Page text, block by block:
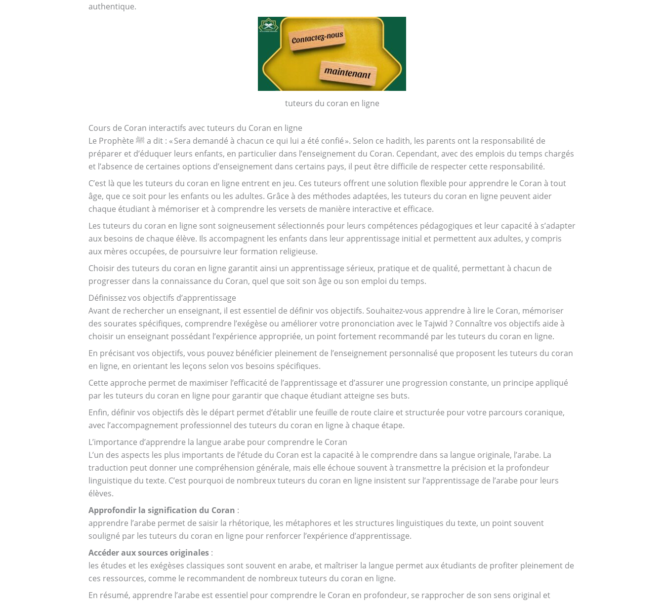
authentique.
tuteurs du coran en ligne
Cours de Coran interactifs avec tuteurs du Coran en ligne
Le Prophète ﷺ a dit : « Sera demandé à chacun ce qui lui a été confié ». Selon ce hadith, les parents ont la responsabilité de
préparer et d’éduquer leurs enfants, en particulier dans l’enseignement du Coran. Cependant, avec des emplois du temps chargés
et l’absence de certaines options d’enseignement dans certains pays, il peut être difficile de respecter cette responsabilité.
C’est là que les tuteurs du coran en ligne entrent en jeu. Ces tuteurs offrent une solution flexible pour apprendre le Coran à tout
âge, que ce soit pour les enfants ou les adultes. Grâce à des méthodes adaptées, les tuteurs du coran en ligne peuvent aider
chaque étudiant à mémoriser et à comprendre les versets de manière interactive et efficace.
Les tuteurs du coran en ligne sont soigneusement sélectionnés pour leurs compétences pédagogiques et leur capacité à s’adapter
aux besoins de chaque élève. Ils accompagnent les enfants dans leur apprentissage initial et permettent aux adultes, y compris
aux mères occupées, de poursuivre leur formation religieuse.
Choisir des tuteurs du coran en ligne garantit ainsi un apprentissage sérieux, pratique et de qualité, permettant à chacun de
progresser dans la connaissance du Coran, quel que soit son âge ou son emploi du temps.
Définissez vos objectifs d’apprentissage
Avant de rechercher un enseignant, il est essentiel de définir vos objectifs. Souhaitez-vous apprendre à lire le Coran, mémoriser
des sourates spécifiques, comprendre l’exégèse ou améliorer votre prononciation avec le Tajwid ? Connaître vos objectifs aide à
choisir un enseignant possédant l’expérience appropriée, un point fortement recommandé par les tuteurs du coran en ligne.
En précisant vos objectifs, vous pouvez bénéficier pleinement de l’enseignement personnalisé que proposent les tuteurs du coran
en ligne, en orientant les leçons selon vos besoins spécifiques.
Cette approche permet de maximiser l’efficacité de l’apprentissage et d’assurer une progression constante, un principe appliqué
par les tuteurs du coran en ligne pour garantir que chaque étudiant atteigne ses buts.
Enfin, définir vos objectifs dès le départ permet d’établir une feuille de route claire et structurée pour votre parcours coranique,
avec l’accompagnement professionnel des tuteurs du coran en ligne à chaque étape.
L’importance d’apprendre la langue arabe pour comprendre le Coran
L’un des aspects les plus importants de l’étude du Coran est la capacité à le comprendre dans sa langue originale, l’arabe. La
traduction peut donner une compréhension générale, mais elle échoue souvent à transmettre la précision et la profondeur
linguistique du texte. C’est pourquoi de nombreux tuteurs du coran en ligne insistent sur l’apprentissage de l’arabe pour leurs
élèves.
Approfondir la signification du Coran :
apprendre l’arabe permet de saisir la rhétorique, les métaphores et les structures linguistiques du texte, un point souvent
souligné par les tuteurs du coran en ligne pour renforcer l’expérience d’apprentissage.
Accéder aux sources originales:
les études et les exégèses classiques sont souvent en arabe, et maîtriser la langue permet aux étudiants de profiter pleinement de
ces ressources, comme le recommandent de nombreux tuteurs du coran en ligne.
En résumé, apprendre l’arabe est essentiel pour comprendre le Coran en profondeur, se rapprocher de son sens original et